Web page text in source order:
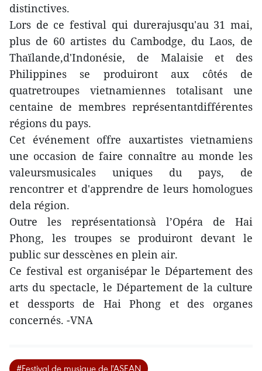
distinctives.
Lors de ce festival qui durerajusqu'au 31 mai,
plus de 60 artistes du Cambodge, du Laos, de
Thaïlande,d'Indonésie, de Malaisie et des
Philippines se produiront aux côtés de
quatretroupes vietnamiennes totalisant une
centaine de membres représentantdifférentes
régions du pays.
Cet événement offre auxartistes vietnamiens
une occasion de faire connaître au monde les
valeursmusicales uniques du pays, de
rencontrer et d'apprendre de leurs homologues
dela région.
Outre les représentationsà l’Opéra de Hai
Phong, les troupes se produiront devant le
public sur desscènes en plein air.
Ce festival est organisépar le Département des
arts du spectacle, le Département de la culture
et dessports de Hai Phong et des organes
concernés. -VNA
#Festival de musique de l'ASEAN